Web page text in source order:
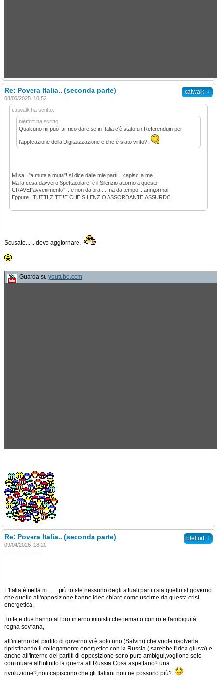
catwalk ↓
Re: Povera Italia.. (seconda parte)
08/06/2025, 10:52
catwalk ha scritto:
bleffort ha scritto:
Qualcuno mi può far ricordare se in Italia c'è stato un Referendum per
l'applicazione della Digitalizzazione e che è stato vinto?.
Mi sa..."a muta a muta"! si dice dalle mie parti....capisci a me.!
Ma la cosa davvero Spettacolare! è il Silenzio attorno a questo
GRAVE!"avvenimento" ...e non da ora ....ma da tempo ...anni,ormai.
Eppure...TUTTI ZITTI!E CHE SILENZIO ASSORDANTE.ASSURDO.
Scusate... .. devo aggiornare.
Guarda su youtube.com
bleffort ↓
Re: Povera Italia.. (seconda parte)
09/04/2026, 18:20
------------------
L'Italia è nella m....... più totale nessuno degli attuali partiti sia quello al governo
che quello all'opposizione hanno idee chiare come uscirne da questa crisi
energetica.
Tutte e due hanno al loro interno ministri che remano contro e l'ambiguità
regna sovrana,
all'interno del partito di governo vi è solo uno (Salvini) che vuole risolverla
ripristinando il collegamento energetico con la Russia ( sarebbe l'idea giusta) e
anche all'interno dei partiti di opposizione sono pure ambigui,vogliono solo
continuare all'infinito la guerra all Russia Cosa aspettano? una
rivoluzione?,non capiscono che gli Italiani non ne possono più?.